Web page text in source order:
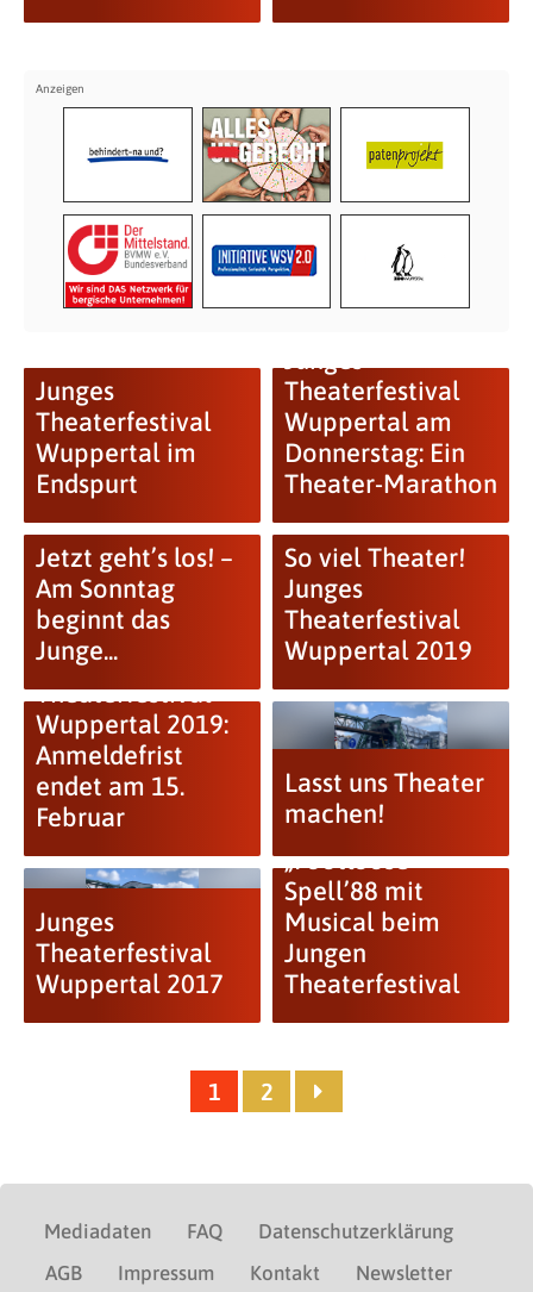
Junges
Theaterfestival
Wuppertal im
Endspurt
Theaterfestival
Wuppertal am
Donnerstag: Ein
Theater-Marathon
Jetzt geht’s los! –
Am Sonntag
beginnt das
Junge...
So viel Theater!
Junges
Theaterfestival
Wuppertal 2019
Junges
Theaterfestival
Wuppertal 2019:
Anmeldefrist
endet am 15.
Februar
Lasst uns Theater
machen!
Junges
Theaterfestival
Wuppertal 2017
„Footloose“ –
Spell’88 mit
Musical beim
Jungen
Theaterfestival
1 2
Mediadaten FAQ
Datenschutzerklärung
AGB
Impressum Kontakt Newsletter